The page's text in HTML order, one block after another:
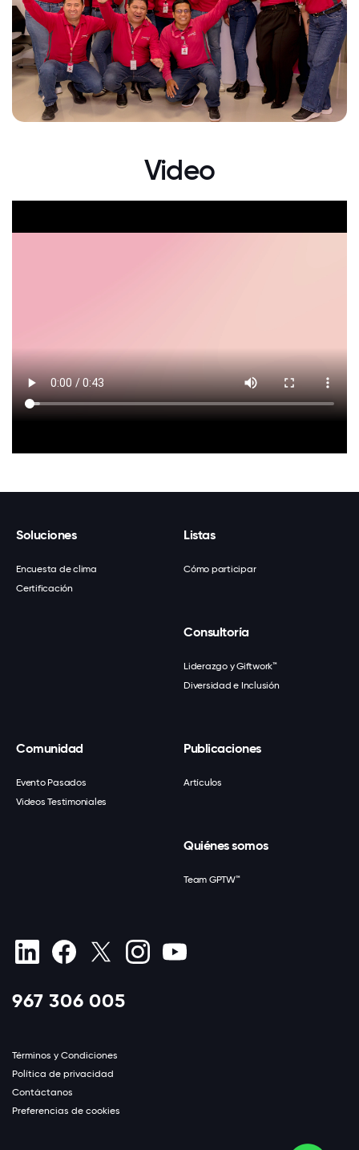
Video
Soluciones
Encuesta de clima
Certificación
Listas
Cómo participar
Consultoría
Liderazgo y Giftwork™
Diversidad e Inclusión
Comunidad
Evento Pasados
Videos Testimoniales
Publicaciones
Artículos
Quiénes somos
Team GPTW™
967 306 005
Términos y Condiciones
Política de privacidad
Contáctanos
Preferencias de cookies